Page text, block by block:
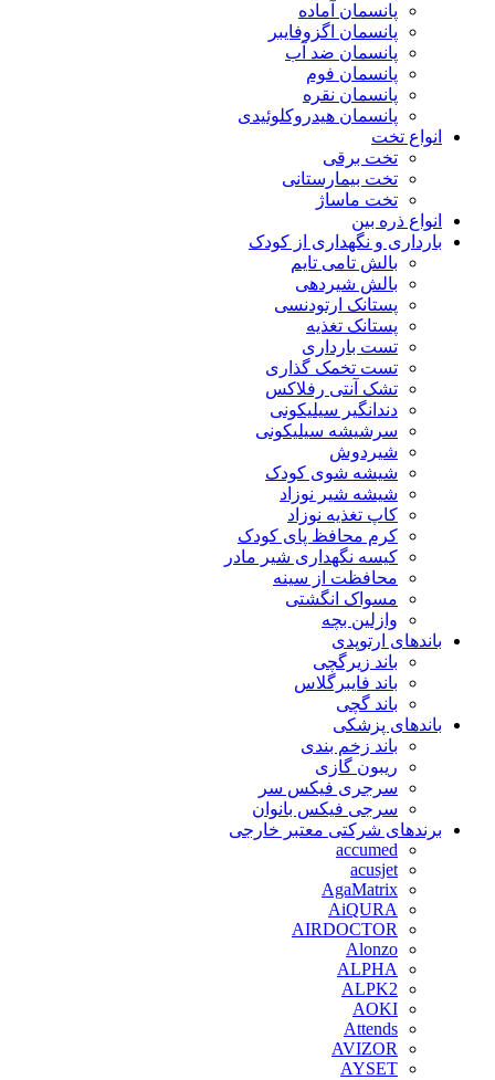
پانسمان آماده
پانسمان اگزوفایبر
پانسمان ضد آب
پانسمان فوم
پانسمان نقره
پانسمان هیدروکلوئیدی
انواع تخت
تخت برقی
تخت بیمارستانی
تخت ماساژ
انواع ذره بین
بارداری و نگهداری از کودک
بالش تامی تایم
بالش شیردهی
پستانک ارتودنسی
پستانک تغذیه
تست بارداری
تست تخمک گذاری
تشک آنتی رفلاکس
دندانگیر سیلیکونی
سرشیشه سیلیکونی
شیردوش
شیشه شوی کودک
شیشه شیر نوزاد
کاپ تغذیه نوزاد
کرم محافظ پای کودک
کیسه نگهداری شیر مادر
محافظت از سینه
مسواک انگشتی
وازلین بچه
باندهای ارتوپدی
باند زیرگچی
باند فایبرگلاس
باند گچی
باندهای پزشکی
باند زخم بندی
ریبون گازی
سرجری فیکس سر
سرجی فیکس بانوان
برندهای شرکتی معتبر خارجی
accumed
acusjet
AgaMatrix
AiQURA
AIRDOCTOR
Alonzo
ALPHA
ALPK2
AOKI
Attends
AVIZOR
AYSET